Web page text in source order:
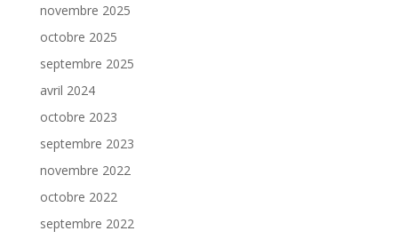
novembre 2025
octobre 2025
septembre 2025
avril 2024
octobre 2023
septembre 2023
novembre 2022
octobre 2022
septembre 2022